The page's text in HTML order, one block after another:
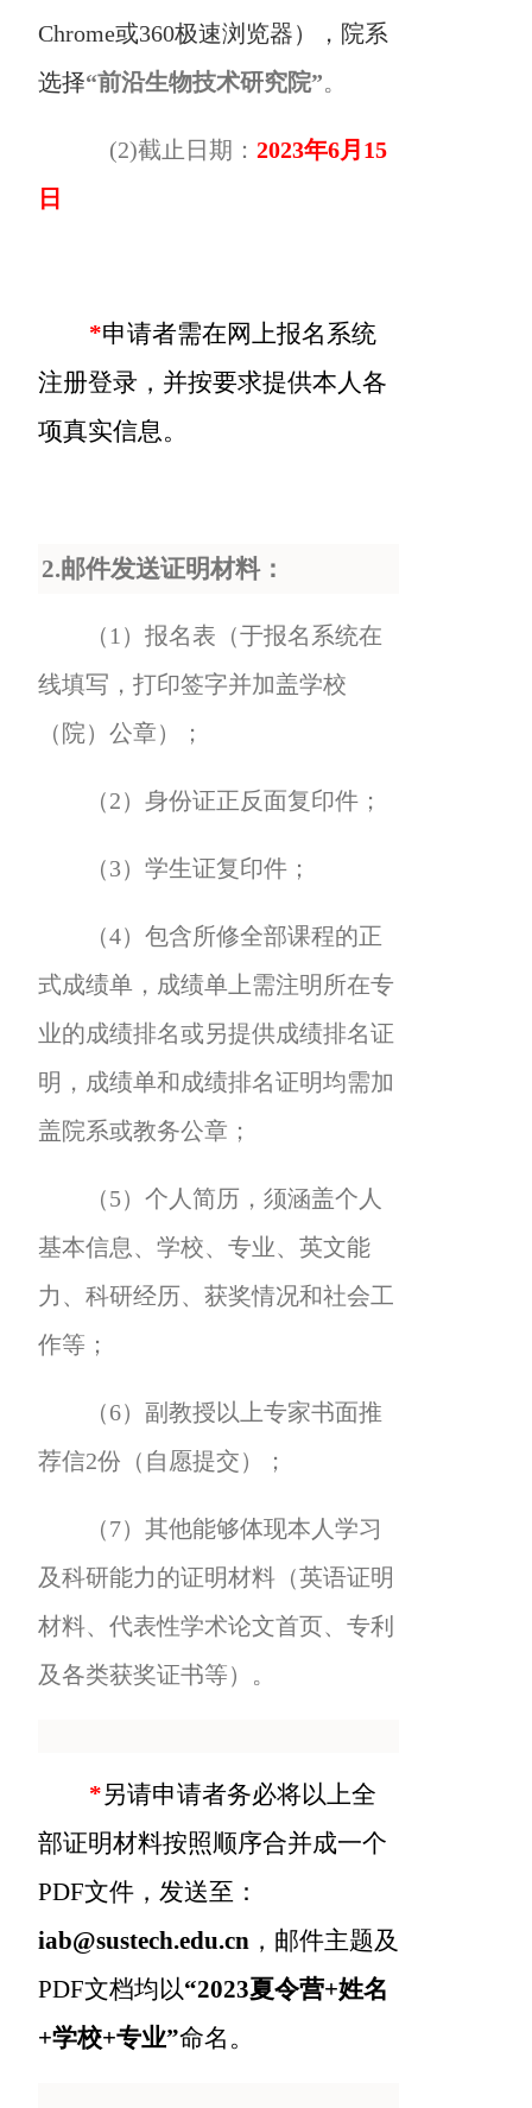
Chrome或360极速浏览器），院系
选择“前沿生物技术研究院”。
(2)截止日期： 2023年6月15
日
*申请者需在网上报名系统
注册登录，并按要求提供本人各
项真实信息。
2.邮件发送证明材料：
（1）报名表（于报名系统在
线填写，打印签字并加盖学校
（院）公章）；
（2）身份证正反面复印件；
（3）学生证复印件；
（4）包含所修全部课程的正
式成绩单，成绩单上需注明所在专
业的成绩排名或另提供成绩排名证
明，成绩单和成绩排名证明均需加
盖院系或教务公章；
（5）个人简历，须涵盖个人
基本信息、学校、专业、英文能
力、科研经历、获奖情况和社会工
作等；
（6）副教授以上专家书面推
荐信2份（自愿提交）；
（7）其他能够体现本人学习
及科研能力的证明材料（英语证明
材料、代表性学术论文首页、专利
及各类获奖证书等）。
*另请申请者务必将以上全
部证明材料按照顺序合并成一个
PDF文件，发送至：
iab@sustech.edu.cn ，邮件主题及
PDF文档均以“2023夏令营+姓名
+学校+专业”命名。